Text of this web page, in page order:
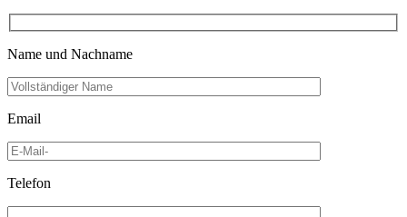
Name und Nachname
Email
Telefon